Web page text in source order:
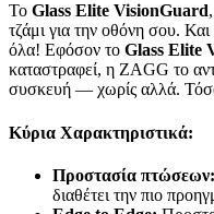
Το Glass Elite VisionGuard
τζάμι για την οθόνη σου.
όλα! Εφόσον το Glass Elite
καταστραφεί, η ZAGG το
συσκευή — χωρίς αλλά.
Κύρια Χαρακτηριστικά:
Προστασία πτώσεων:
διαθέτει την πιο